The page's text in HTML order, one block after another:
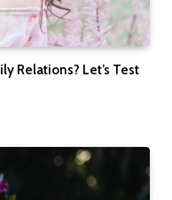
Relations? Let’s Test